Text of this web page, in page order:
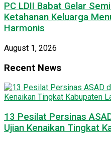
PC LDII Babat Gelar
Ketahanan Keluarga
Harmonis
August 1, 2026
Recent News
13 Pesilat Persinas
Ujian Kenaikan Tingkat